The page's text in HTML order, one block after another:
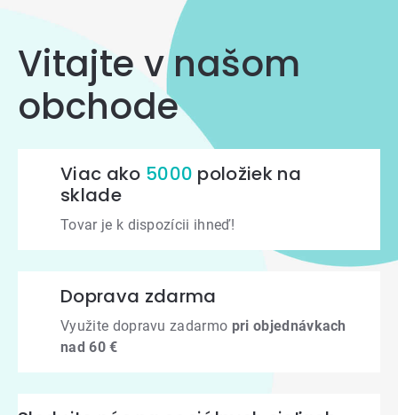
Vitajte v našom
obchode
Viac ako 5000 položiek na
sklade
Tovar je k dispozícii ihneď!
Doprava zdarma
Využite dopravu zadarmo pri objednávkach
nad 60 €